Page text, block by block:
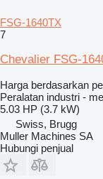
FSG-1640TX
7
Chevalier FSG-
Harga berdasarkan
Peralatan industri -
5.03 HP (3.7 kW)
Swiss, Brugg
Muller Machines SA
Hubungi penjual